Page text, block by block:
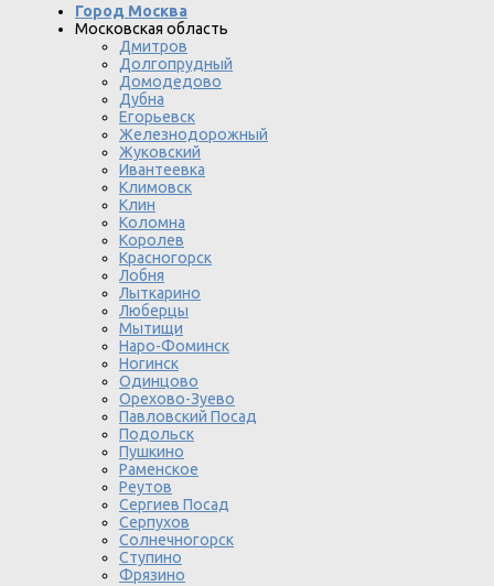
Город Москва
Московская область
Дмитров
Долгопрудный
Домодедово
Дубна
Егорьевск
Железнодорожный
Жуковский
Ивантеевка
Климовск
Клин
Коломна
Королев
Красногорск
Лобня
Лыткарино
Люберцы
Мытищи
Наро-Фоминск
Ногинск
Одинцово
Орехово-Зуево
Павловский Посад
Подольск
Пушкино
Раменское
Реутов
Сергиев Посад
Серпухов
Солнечногорск
Ступино
Фрязино